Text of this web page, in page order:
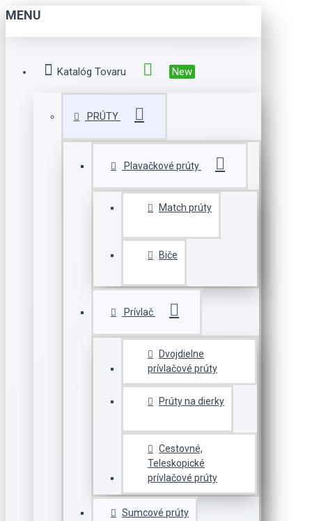
MENU
Katalóg Tovaru New
PRÚTY
Plavačkové prúty
Match prúty
Biče
Prívlač
Dvojdielne
prívlačové prúty
Prúty na dierky
Cestovné,
Teleskopické
prívlačové prúty
Sumcové prúty